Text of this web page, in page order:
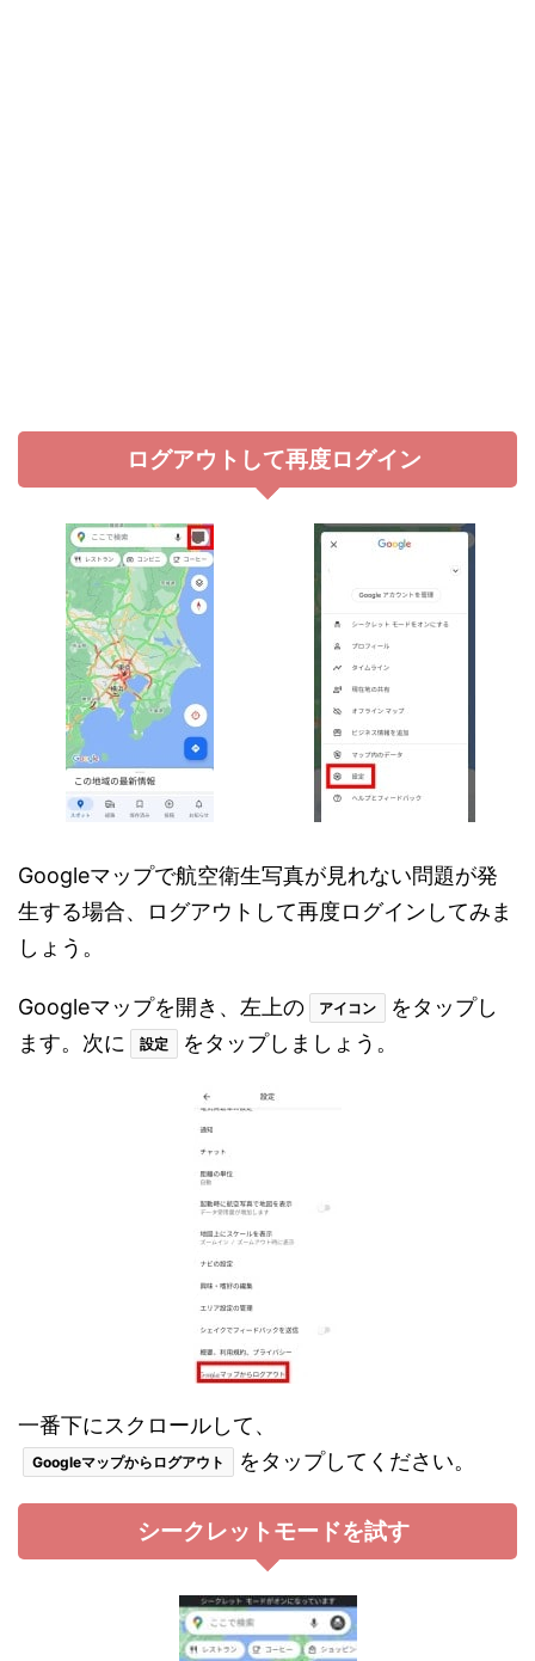
ログアウトして再度ログイン
Googleマップで航空衛生写真が見れない問題が発
生する場合、ログアウトして再度ログインしてみま
しょう。
Googleマップを開き、左上の アイコン
をタップし
ます。次に
設定 をタップしましょう。
一番下にスクロールして、
Googleマップからログアウト をタップしてください。
シークレットモードを試す